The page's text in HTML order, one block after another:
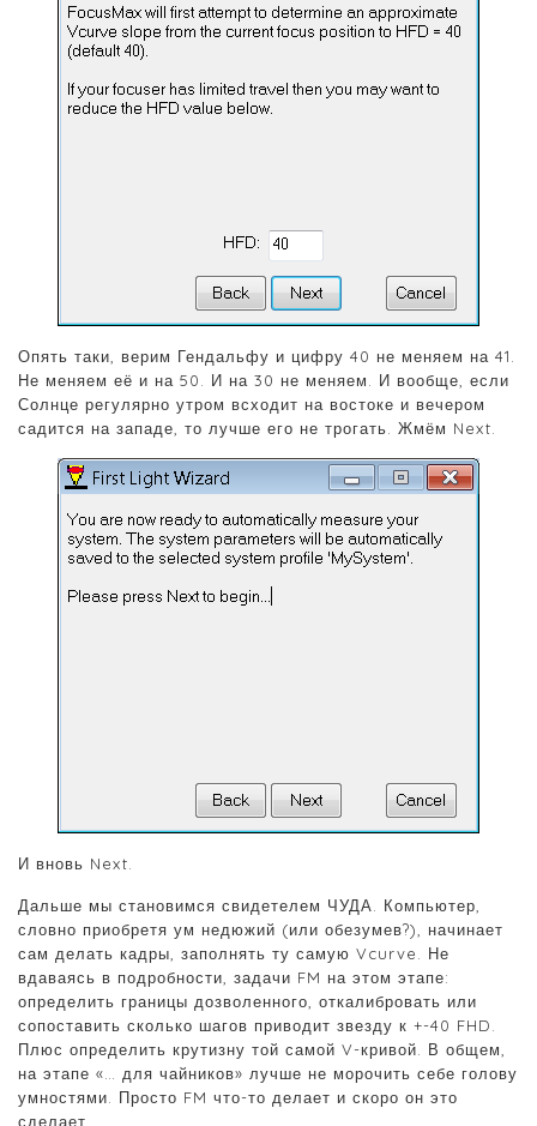
Опять таки, верим Гендальфу и цифру 40 не меняем на 41.
Не меняем её и на 50. И на 30 не меняем. И вообще, если
Солнце регулярно утром всходит на востоке и вечером
садится на западе, то лучше его не трогать. Жмём Next.
И вновь Next.
Дальше мы становимся свидетелем ЧУДА. Компьютер,
словно приобретя ум недюжий (или обезумев?), начинает
сам делать кадры, заполнять ту самую Vcurve. Не
вдаваясь в подробности, задачи FM на этом этапе:
определить границы дозволенного, откалибровать или
сопоставить сколько шагов приводит звезду к +-40 FHD.
Плюс определить крутизну той самой V-кривой. В общем,
на этапе «… для чайников» лучше не морочить себе голову
умностями. Просто FM что-то делает и скоро он это
сделает.